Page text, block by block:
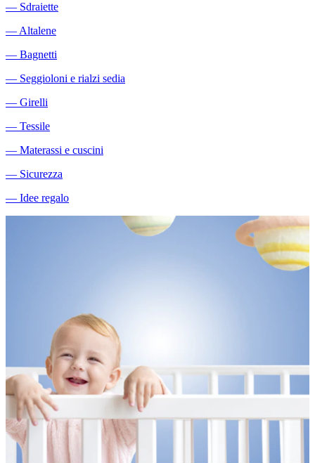
― Sdraiette
―Altalene
― Bagnetti
― Seggioloni e rialzi sedia
― Girelli
― Tessile
― Materassi e cuscini
― Sicurezza
― Idee regalo